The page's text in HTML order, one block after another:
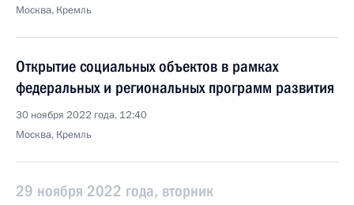
Москва, Кремль
Открытие социальных объектов в рамках
федеральных и региональных программ развития
30 ноября 2022 года, 12:40
Москва, Кремль
29 ноября 2022 года, вторник